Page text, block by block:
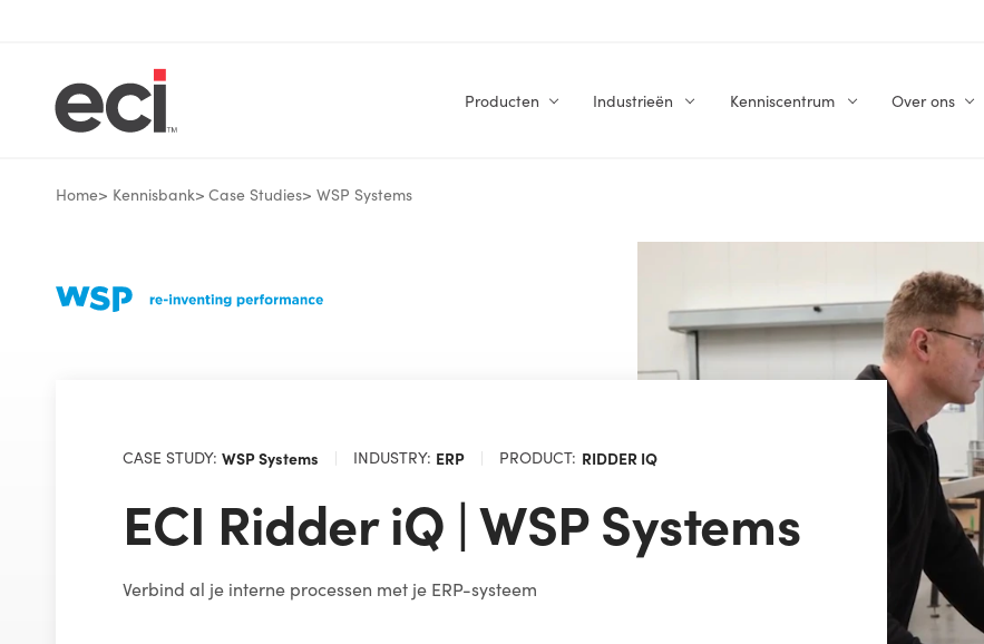
Producten Industrieën Kenniscentrum Over ons
Home Kennisbank Case Studies WSP Systems
CASE STUDY: WSP Systems INDUSTRY: ERP PRODUCT: RIDDER IQ
ECI Ridder iQ | WSP Systems
Verbind al je interne processen met je ERP-systeem